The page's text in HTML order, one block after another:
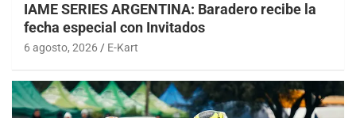
IAME SERIES ARGENTINA: Baradero recibe la
fecha especial con Invitados
6 agosto, 2026 E-Kart